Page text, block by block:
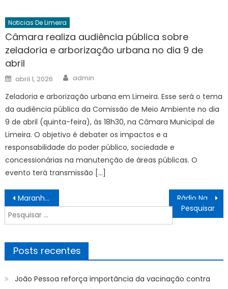
Noticias De Limeira
Câmara realiza audiência pública sobre
zeladoria e arborização urbana no dia 9 de
abril
Posted
on
abril 1, 2026 Author
admin
Zeladoria e arborização urbana em Limeira. Esse será o tema
da audiência pública da Comissão de Meio Ambiente no dia
9 de abril (quinta-feira), às 18h30, na Câmara Municipal de
Limeira. O objetivo é debater os impactos e a
responsabilidade do poder público, sociedade e
concessionárias na manutenção de áreas públicas. O
evento terá transmissão […]
Navegação
de
Post
Maranhão teve três desaparecimentos por dia em 2025, conforme Sinesp
Pesquisar
por:
Posts recentes
João Pessoa reforça importância da vacinação contra